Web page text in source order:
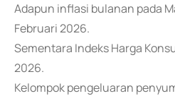
Adapun inflasi bulanan pada
Februari 2026.
Sementara Indeks Harga
2026.
Kelompok pengeluaran